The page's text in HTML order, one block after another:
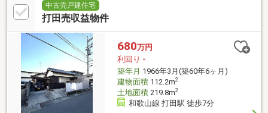
中古売戸建住宅
打田売収益物件
680万円
利回り -
築年月 1966年3月(築60年6ヶ月)
建物面積112.2m2
土地面積219.8m2
和歌山線 打田駅 徒歩7分